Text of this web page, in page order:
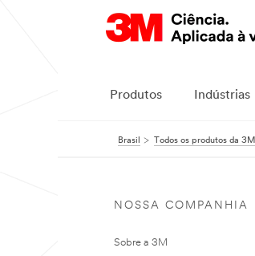
Produtos Indústrias
Brasil Todos os produtos da 3M
NOSSA COMPANHIA
Sobre a 3M